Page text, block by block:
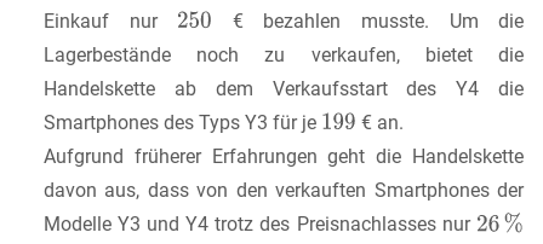
Einkauf nur
€ bezahlen musste. Um die
Lagerbestände noch zu verkaufen, bietet die
Handelskette ab dem Verkaufsstart des Y4 die
Smartphones des Typs Y3 für je
€ an.
Aufgrund früherer Erfahrungen geht die Handelskette
davon aus, dass von den verkauften Smartphones der
Modelle Y3 und Y4 trotz des Preisnachlasses nur